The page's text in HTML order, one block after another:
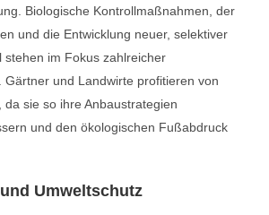
Biologische Kontrollmaßnahmen, der
und die Entwicklung neuer, selektiver
stehen im Fokus zahlreicher
Gärtner und Landwirte profitieren von
sie so ihre Anbaustrategien
und den ökologischen Fußabdruck
Umweltschutz